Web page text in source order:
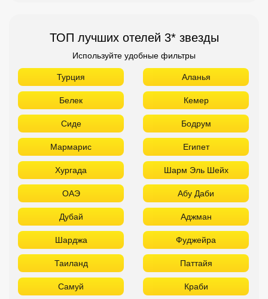
ТОП лучших отелей 3* звезды
Используйте удобные фильтры
Турция Аланья
Белек Кемер
Сиде Бодрум
Мармарис Египет
Хургада Шарм Эль Шейх
ОАЭ Абу Даби
Дубай Аджман
Шарджа Фуджейра
Таиланд Паттайя
Самуй Краби